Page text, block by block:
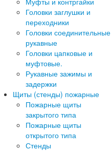
Головки заглушки и
переходники
Головки соединительные
рукавные
Головки цапковые и
муфтовые.
Рукавные зажимы и
задержки
Щиты (стенды) пожарные
Пожарные щиты
закрытого типа
Пожарные щиты
открытого типа
Стенды